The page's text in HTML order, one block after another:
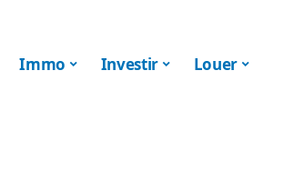
Immo Investir Louer